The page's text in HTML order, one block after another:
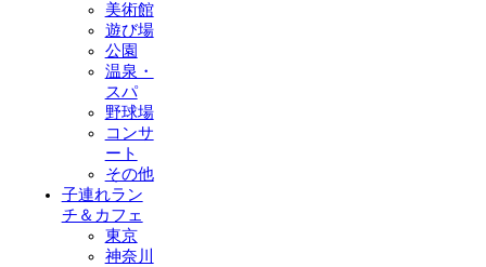
美術館
遊び場
公園
温泉・
スパ
野球場
コンサ
ート
その他
子連れラン
チ＆カフェ
東京
神奈川